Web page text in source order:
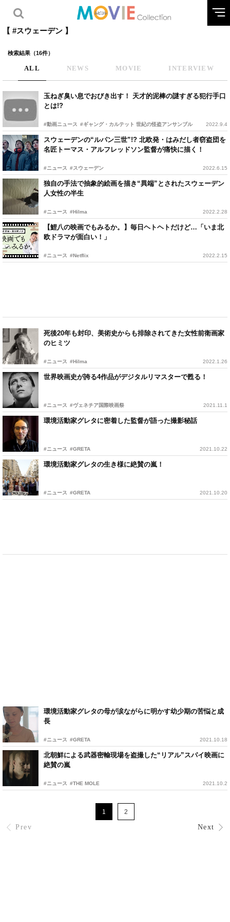
【 #スウェーデン 】
検索結果（16件）
ALL NEWS MOVIE INTERVIEW
玉ねぎ臭い息でおびき出す！ 天才的泥棒の謎すぎる犯行手口
とは!?
#動画ニュース #ギャング・カルテット 世紀の怪盗アンサンブル 2022.9.4
スウェーデンの“ルパン三世”!? 北欧発・はみだし者窃盗団を
名匠トーマス・アルフレッドソン監督が痛快に描く！
#ニュース #スウェーデン 2022.6.15
独自の手法で抽象的絵画を描き“異端”とされたスウェーデン
人女性の半生
#ニュース #Hilma 2022.2.28
【鯉八の映画でもみるか。】毎日ヘトヘトだけど…「いま北
欧ドラマが面白い！」
#ニュース #Netflix 2022.2.15
死後20年も封印、美術史からも排除されてきた女性前衛画家
のヒミツ
#ニュース #Hilma 2022.1.26
世界映画史が誇る4作品がデジタルリマスターで甦る！
#ニュース #ヴェネチア国際映画祭 2021.11.1
環境活動家グレタに密着した監督が語った撮影秘話
#ニュース #GRETA 2021.10.22
環境活動家グレタの生き様に絶賛の嵐！
#ニュース #GRETA 2021.10.20
環境活動家グレタの母が涙ながらに明かす幼少期の苦悩と成
長
#ニュース #GRETA 2021.10.18
北朝鮮による武器密輸現場を盗撮した“リアル”スパイ映画に
絶賛の嵐
#ニュース #THE MOLE 2021.10.2
Prev
1 2
Next